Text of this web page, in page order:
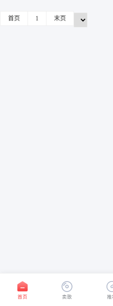
首页 1 末页
首页 卖歌 推